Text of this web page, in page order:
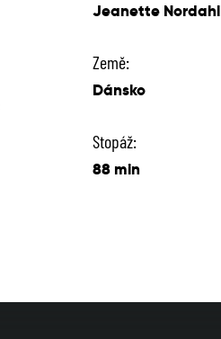
Jeanette Nordahl
Země:
Dánsko
Stopáž:
88 min